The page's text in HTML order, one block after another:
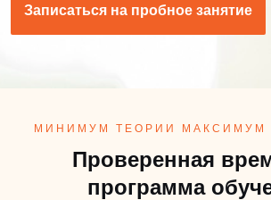
Записаться на пробное занятие
МИНИМУМ ТЕОРИИ МАКСИМУМ
Проверенная
программа